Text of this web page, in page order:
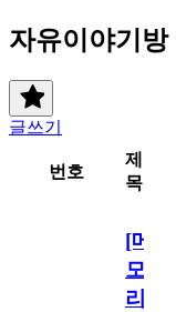
자유이야기방
글쓰기
번호
제
목
[메
모
리